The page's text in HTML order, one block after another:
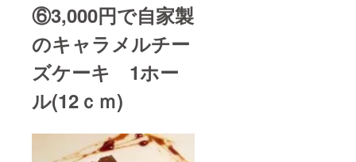
⑥3,000円で自家製
のキャラメルチー
ズケーキ 1ホー
ル(12ｃｍ)